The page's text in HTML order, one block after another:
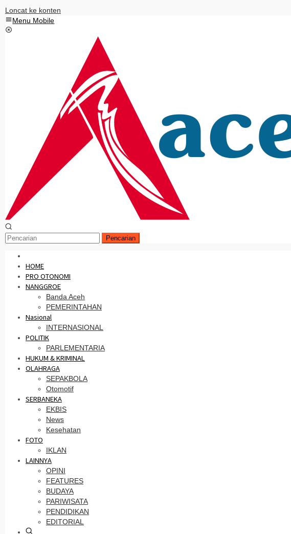
Loncat ke konten
Menu Mobile
Pencarian
HOME
PRO OTONOMI
NANGGROE
Banda Aceh
PEMERINTAHAN
Nasional
INTERNASIONAL
POLITIK
PARLEMENTARIA
HUKUM & KRIMINAL
OLAHRAGA
SEPAKBOLA
Otomotif
SERBANEKA
EKBIS
News
Kesehatan
FOTO
IKLAN
LAINNYA
OPINI
FEATURES
BUDAYA
PARIWISATA
PENDIDIKAN
EDITORIAL